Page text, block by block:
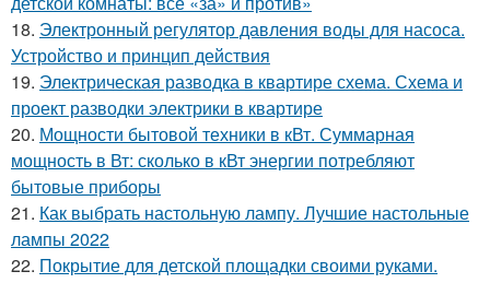
18. Электронный регулятор давления воды для насоса.
Устройство и принцип действия
19. Электрическая разводка в квартире схема. Схема и
проект разводки электрики в квартире
20. Мощности бытовой техники в кВт. Суммарная
мощность в Вт: сколько в кВт энергии потребляют
бытовые приборы
21. Как выбрать настольную лампу. Лучшие настольные
лампы 2022
22. Покрытие для детской площадки своими руками.